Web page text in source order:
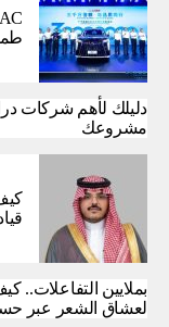
دليلك لأهم شركات
مشروعك
بملايين التفاعلات..
لعشاق الشعر عبر